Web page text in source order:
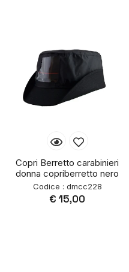
Copri Berretto carabinieri
donna copriberretto nero
Codice : dmcc228
€ 15,00